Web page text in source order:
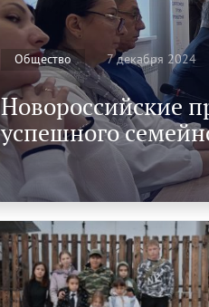
Новороссийские
успешного
Общество 7 декабря 2024